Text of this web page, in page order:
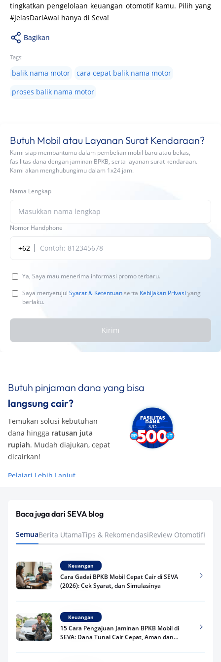
tingkatkan pengelolaan keuangan otomotif kamu. Pilih yang
#JelasDariAwal hanya di Seva!
Bagikan
Tags:
balik nama motor
cara cepat balik nama motor
proses balik nama motor
Butuh Mobil atau Layanan Surat Kendaraan?
Kami siap membantumu dalam pembelian mobil baru atau bekas,
fasilitas dana dengan jaminan BPKB, serta layanan surat kendaraan.
Kami akan menghubungimu dalam 1x24 jam.
Nama Lengkap
Nomor Handphone
+62
Ya, Saya mau menerima informasi promo terbaru.
Saya menyetujui Syarat & Ketentuanserta Kebijakan Privasi yang
berlaku.
Kirim
Butuh pinjaman dana yang bisa
langsung cair?
Temukan solusi kebutuhan
dana hingga ratusan juta
rupiah. Mudah diajukan, cepat
dicairkan!
Pelajari Lebih Lanjut
Baca juga dari SEVA blog
SemuaBerita UtamaTips & RekomendasiReview Otomotif
Keuangan
Cara Gadai BPKB Mobil Cepat Cair di SEVA
(2026): Cek Syarat, dan Simulasinya
Keuangan
15 Cara Pengajuan Jaminan BPKB Mobil di
SEVA: Dana Tunai Cair Cepat, Aman dan